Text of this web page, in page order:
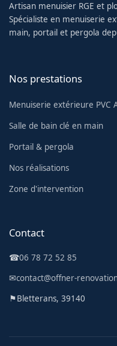
Artisan menuisier RGE et
Spécialiste en menuiserie
main, portail et pergola
Nos prestations
Menuiserie extérieure PVC
Salle de bain clé en main
Portail & pergola
Nos réalisations
Zone d'intervention
Contact
☎06 78 72 52 85
✉contact@offner-
⚑Bletterans, 39140